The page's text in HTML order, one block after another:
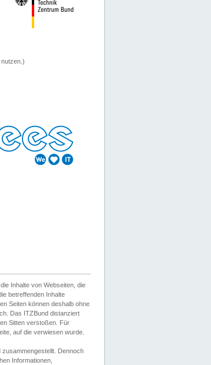
Inhalte von Webseiten, die
betreffenden Inhalte
Seiten können deshalb ohne
Das ITZBund distanziert
Sitten verstoßen. Für
auf die verwiesen wurde.
zusammengestellt. Dennoch
Informationen,